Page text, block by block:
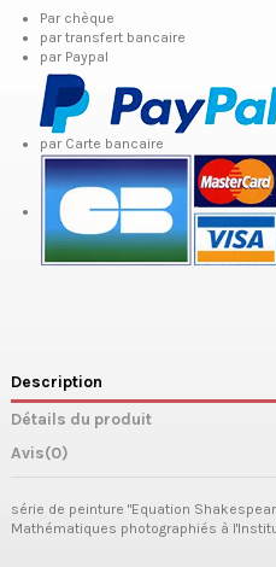
Par chèque
par transfert bancaire
par Paypal
par Carte bancaire
Description
Détails du produit
Avis(0)
série de peinture "Equation
Mathématiques photographiés à